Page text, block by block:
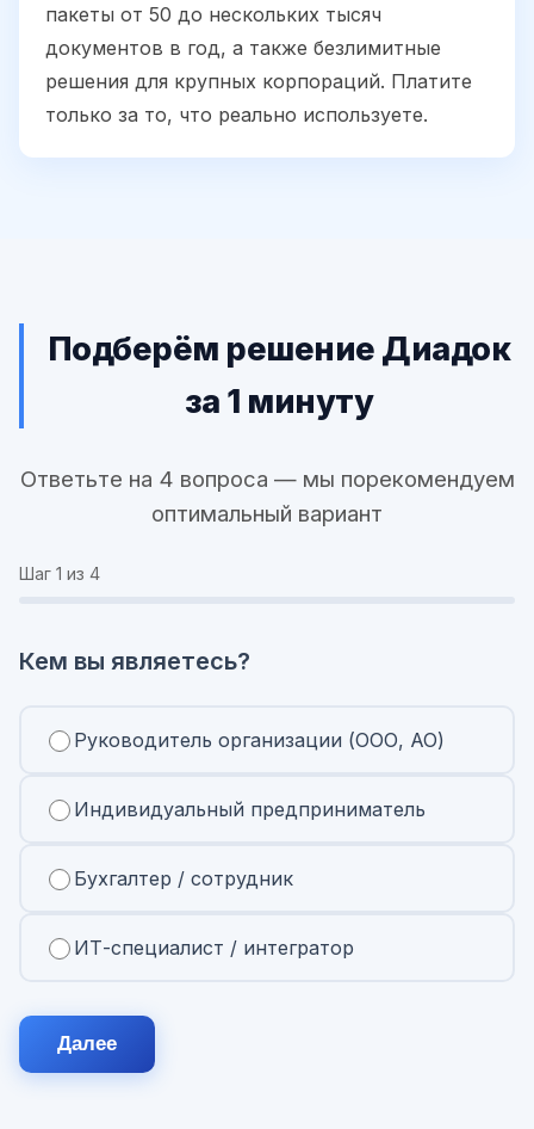
пакеты от 50 до нескольких тысяч
документов в год, а также безлимитные
решения для крупных корпораций. Платите
только за то, что реально используете.
Подберём решение Диадок
за 1 минуту
Ответьте на 4 вопроса — мы порекомендуем
оптимальный вариант
Шаг 1 из 4
Кем вы являетесь?
Руководитель организации (ООО, АО)
Индивидуальный предприниматель
Бухгалтер / сотрудник
ИТ-специалист / интегратор
Далее